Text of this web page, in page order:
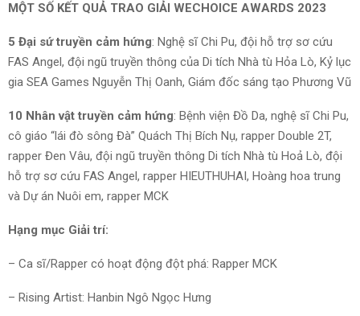
MỘT SỐ KẾT QUẢ TRAO GIẢI WECHOICE AWARDS 2023
5 Đại sứ truyền cảm hứng: Nghệ sĩ Chi Pu, đội hỗ trợ sơ cứu
FAS Angel, đội ngũ truyền thông của Di tích Nhà tù Hỏa Lò, Kỷ lục
gia SEA Games Nguyễn Thị Oanh, Giám đốc sáng tạo Phương Vũ
10 Nhân vật truyền cảm hứng: Bệnh viện Đồ Da, nghệ sĩ Chi Pu,
cô giáo “lái đò sông Đà” Quách Thị Bích Nụ, rapper Double 2T,
rapper Đen Vâu, đội ngũ truyền thông Di tích Nhà tù Hoả Lò, đội
hỗ trợ sơ cứu FAS Angel, rapper HIEUTHUHAI, Hoàng hoa trung
và Dự án Nuôi em, rapper MCK
Hạng mục Giải trí:
– Ca sĩ/Rapper có hoạt động đột phá: Rapper MCK
– Rising Artist: Hanbin Ngô Ngọc Hưng